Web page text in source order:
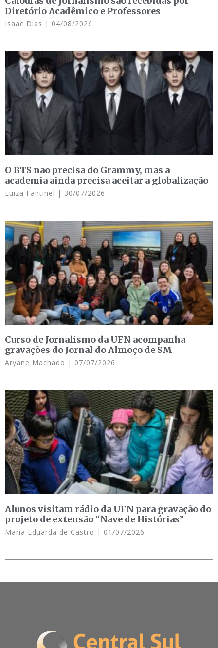
Diretório Acadêmico e Professores
Isaac Dias 04/08/2026
O BTS não precisa do Grammy, mas a
academia ainda precisa aceitar a globalização
Luiza Fantinel 30/07/2026
Curso de Jornalismo da UFN acompanha
gravações do Jornal do Almoço de SM
Aryane Machado 07/07/2026
Alunos visitam rádio da UFN para gravação do
projeto de extensão “Nave de Histórias”
Maria Eduarda de Castro 01/07/2026